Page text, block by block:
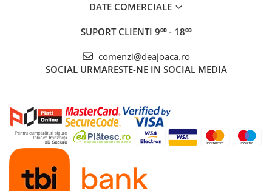
DATE COMERCIALE
SUPORT CLIENTI 9⁰⁰ - 18⁰⁰
comenzi@deajoaca.ro
SOCIAL URMARESTE-NE IN SOCIAL MEDIA